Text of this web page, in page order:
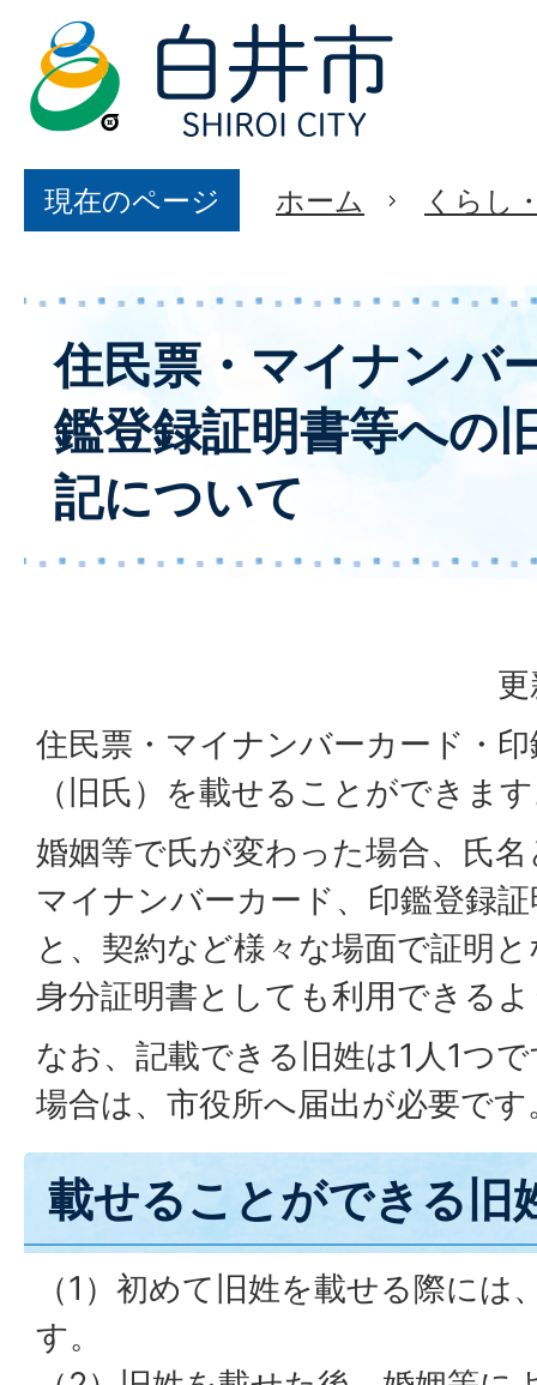
現在のページ ホーム くらし
住民票・マイナンバ
鑑登録証明書等への
記について
住民票・マイナンバーカード・
（旧氏）を載せることができま
婚姻等で氏が変わった場合、氏
マイナンバーカード、印鑑登録
と、契約など様々な場面で証明
身分証明書としても利用できる
なお、記載できる旧姓は1人1つ
場合は、市役所へ届出が必要です
載せることができる旧
（1）初めて旧姓を載せる際には
す。